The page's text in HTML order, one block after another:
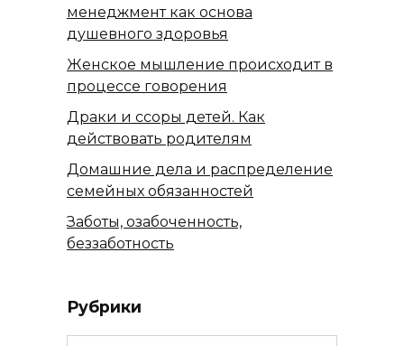
менеджмент как основа
душевного здоровья
Женское мышление происходит в
процессе говорения
Драки и ссоры детей. Как
действовать родителям
Домашние дела и распределение
семейных обязанностей
Заботы, озабоченность,
беззаботность
Рубрики